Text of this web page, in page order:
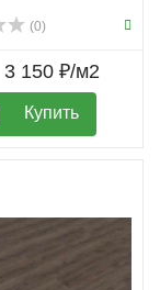
(0)
3 150 ₽/м2
Купить